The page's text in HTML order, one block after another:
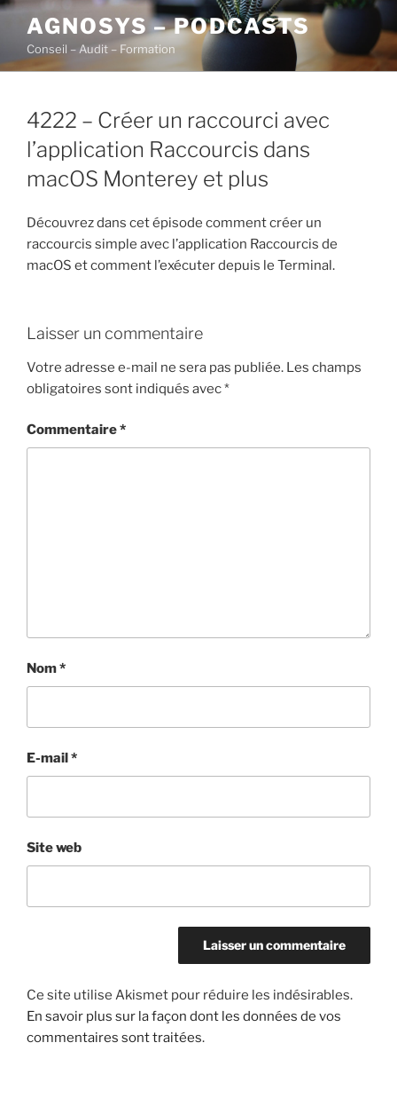
Aller
contenu
principal
AGNOSYS – PODCASTS
Conseil – Audit – Formation
4222 – Créer un raccourci avec
l’application Raccourcis dans
macOS Monterey et plus
Découvrez dans cet épisode comment créer un
raccourcis simple avec l’application Raccourcis de
macOS et comment l’exécuter depuis le Terminal.
Laisser un commentaire
Votre adresse e-mail ne sera pas publiée. Les champs
obligatoires sont indiqués avec*
Commentaire*
Nom*
E-mail*
Site web
Ce site utilise Akismet pour réduire les indésirables.
En savoir plus sur la façon dont les données de vos
commentaires sont traitées.